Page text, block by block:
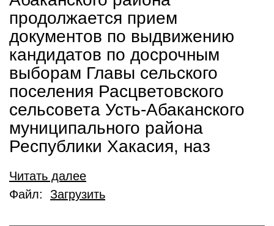
продолжается прием
документов по выдвижению
кандидатов по досрочным
выборам Главы сельского
поселения Расцветовского
сельсовета Усть-Абаканского
муниципального района
Республики Хакасия, наз
Читать далее
Файл: Загрузить